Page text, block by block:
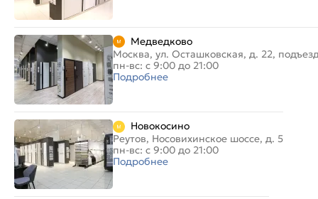
Медведково
Москва, ул. Осташковская, д. 22,
пн-вс: с 9:00 до 21:00
Подробнее
Новокосино
Реутов, Носовихинское шоссе, д. 5
пн-вс: с 9:00 до 21:00
Подробнее